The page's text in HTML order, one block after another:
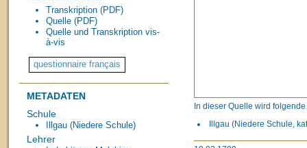
Transkription (PDF)
Quelle (PDF)
Quelle und Transkription vis-
à-vis
METADATEN
Schule
Illgau (Niedere Schule)
Lehrer
In dieser Quelle wird
Illgau (Niedere Schule,